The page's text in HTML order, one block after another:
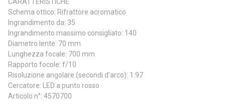
Schema ottico: Rifrattore acromatico
Ingrandimento da: 35
Ingrandimento massimo consigliato: 140
Diametro lente: 70 mm
Lunghezza focale: 700 mm
Rapporto focole: f/10
Risoluzione angolare (secondi d’arco): 1.97
Cercatore: LED a punto rosso
Articolo n°: 4570700